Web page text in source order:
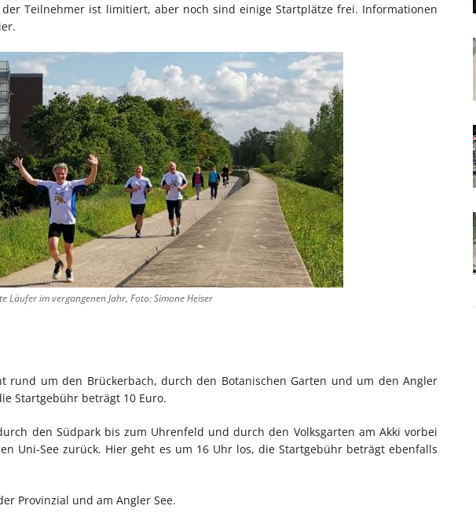
Teilnehmer ist limitiert, aber noch sind einige Startplätze frei. Informationen
Läufer im vergangenen Jahr, Foto: Simone Heiser
rund um den Brückerbach, durch den Botanischen Garten und um den Angler
Startgebühr beträgt 10 Euro.
den Südpark bis zum Uhrenfeld und durch den Volksgarten am Akki vorbei
Uni-See zurück. Hier geht es um 16 Uhr los, die Startgebühr beträgt ebenfalls
Provinzial und am Angler See.